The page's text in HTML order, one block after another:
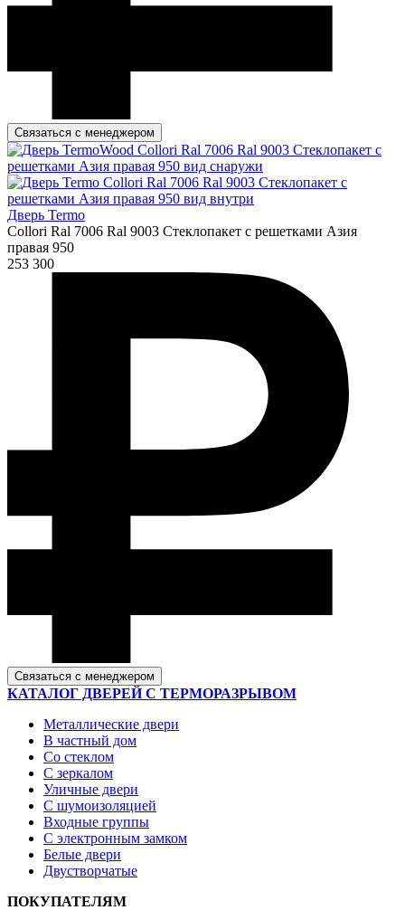
Связаться с менеджером
Дверь Termo
Collori Ral 7006 Ral 9003 Стеклопакет с решетками Азия
правая 950
253 300
Связаться с менеджером
КАТАЛОГ ДВЕРЕЙ С ТЕРМОРАЗРЫВОМ
Металлические двери
В частный дом
Со стеклом
С зеркалом
Уличные двери
С шумоизоляцией
Входные группы
С электронным замком
Белые двери
Двустворчатые
ПОКУПАТЕЛЯМ